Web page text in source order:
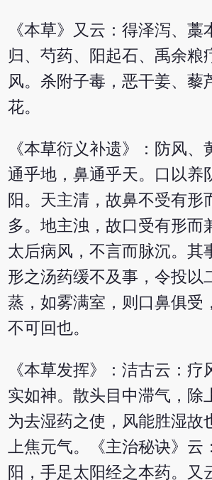
《本草》又云：得泽泻、藁
归、芍药、阳起石、禹余粮
风。杀附子毒，恶干姜、藜
花。
《本草衍义补遗》：防风、
通乎地，鼻通乎天。口以养
阳。天主清，故鼻不受有形
多。地主浊，故口受有形而
太后病风，不言而脉沉。其
形之汤药缓不及事，令投以
蒸，如雾满室，则口鼻俱受
不可回也。
《本草发挥》：洁古云：疗
实如神。散头目中滞气，除
为去湿药之使，风能胜湿故
上焦元气。《主治秘诀》云
阳，手足太阳经之本药。又